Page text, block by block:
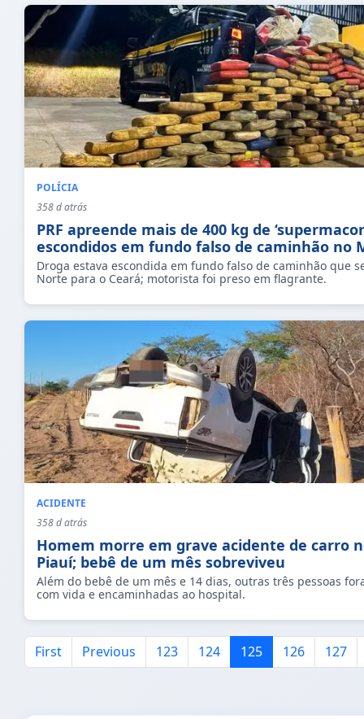
POLÍCIA
358 d atrás
PRF apreende mais de 400 kg de
escondidos em fundo falso de caminhão no
Droga estava escondida em fundo falso de caminhão que
Norte para o Ceará; motorista foi preso em flagrante.
ACIDENTE
358 d atrás
Homem morre em grave acidente de carro
Piauí; bebê de um mês sobreviveu
Além do bebê de um mês e 14 dias, outras três pessoas
com vida e encaminhadas ao hospital.
First Previous 123 124 125 126 127